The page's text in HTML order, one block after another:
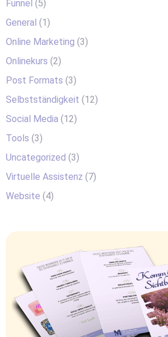
Funnel (5)
General (1)
Online Marketing (3)
Onlinekurs (2)
Post Formats (3)
Selbstständigkeit (12)
Social Media (12)
Tools (3)
Uncategorized (3)
Virtuelle Assistenz (7)
Website (4)